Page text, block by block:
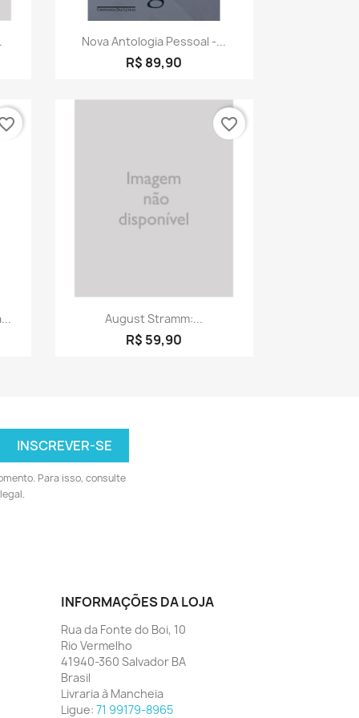
Visualização rápida
Nova Antologia Pessoal -...
R$ 89,90
Visualização rápida
August Stramm:...
R$ 59,90
favorite_border
Para isso, consulte
INFORMAÇÕES DA LOJA
Rua da Fonte do Boi, 10
Rio Vermelho
41940-360 Salvador BA
Brasil
Livraria à Mancheia
Ligue: 71 99179-8965